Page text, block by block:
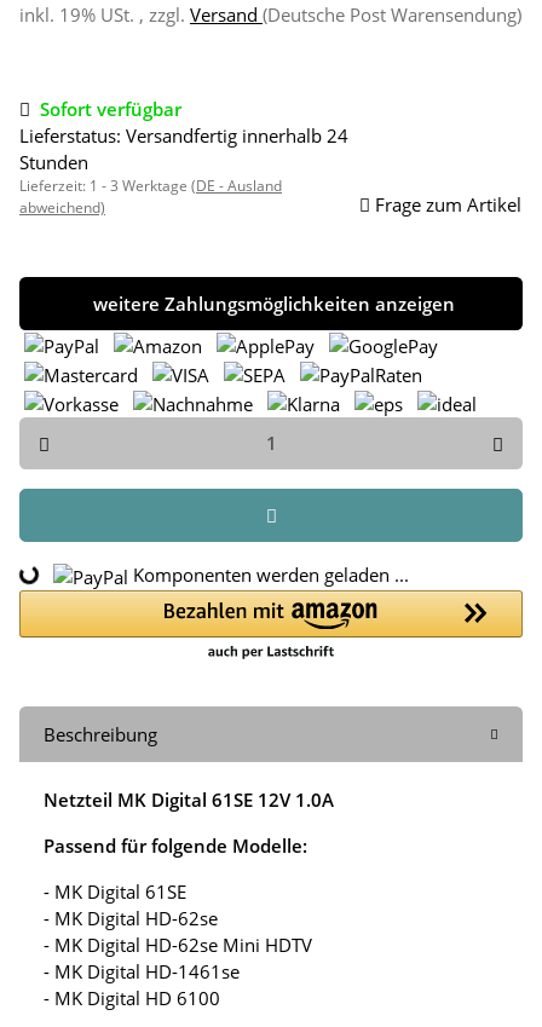
inkl. 19% USt. , zzgl. Versand (Deutsche Post Warensendung)
Sofort verfügbar
Lieferstatus: Versandfertig innerhalb 24
Stunden
Lieferzeit: 1 - 3 Werktage (DE - Ausland
abweichend)
Frage zum Artikel
weitere Zahlungsmöglichkeiten anzeigen
Loading... Komponenten werden geladen ...
Beschreibung
Netzteil MK Digital 61SE 12V 1.0A
Passend für folgende Modelle:
- MK Digital 61SE
- MK Digital HD-62se
- MK Digital HD-62se Mini HDTV
- MK Digital HD-1461se
- MK Digital HD 6100